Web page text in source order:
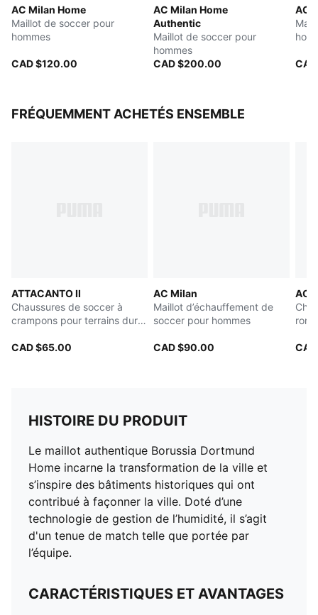
AC Milan Home
Maillot de soccer pour
hommes
CAD $120.00
AC Milan Home
Authentic
Maillot de soccer pour
hommes
CAD $200.00
AC
FRÉQUEMMENT ACHETÉS ENSEMBLE
ATTACANTO II
Chaussures de soccer à
crampons pour terrains durs
CAD $65.00
AC Milan
Maillot d’échauffement de
soccer pour hommes
CAD $90.00
AC
HISTOIRE DU PRODUIT
Le maillot authentique Borussia Dortmund
Home incarne la transformation de la ville et
s’inspire des bâtiments historiques qui ont
contribué à façonner la ville. Doté d’une
technologie de gestion de l’humidité, il s’agit
d'un tenue de match telle que portée par
l’équipe.
CARACTÉRISTIQUES ET AVANTAGES